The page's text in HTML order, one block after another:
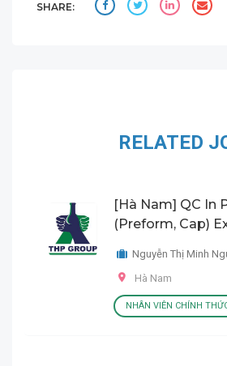
SHARE:
RELATED
[Hà Nam] QC In
(Preform, Cap)
Nguyễn Thị Minh
Hà Nam
NHÂN VIÊN CHÍNH